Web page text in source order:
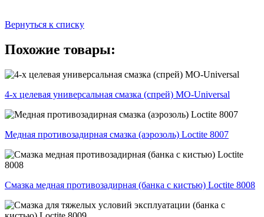
Вернуться к списку
Похожие товары:
4-х целевая универсальная смазка (спрей) MO-Universal
Медная противозадирная смазка (аэрозоль) Loctite 8007
Смазка медная противозадирная (банка с кистью) Loctite 8008